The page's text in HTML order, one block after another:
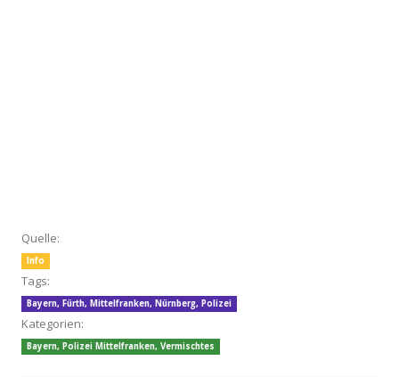
Quelle:
Info
Tags:
Bayern, Fürth, Mittelfranken, Nürnberg, Polizei
Kategorien:
Bayern, Polizei Mittelfranken, Vermischtes